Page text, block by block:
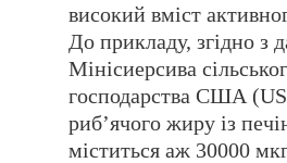
високий вміст
До прикладу, згідно з
Мінісиерсива
господарства США
рибʼячого жиру із
міститься аж 30000